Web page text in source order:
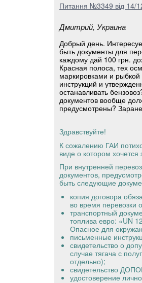
Питання №3349 від 14/
Дмитрий, Украина
Добрый день.
быть документы для
каждому дай 100 грн.
Красная полоса, тех
маркировками и рыбкой
инструкций и
останавливать
документов вообще
предусмотрены?
Здравствуйте!
К сожалению ГАИ
виде о котором хочется
При внутренней
документов,
быть следующие
копия договора
во время перевозки
транспортный
топлива евро: «UN
Опасное для
письменные
свидетельство о
случае тягача с
отдельно);
свидетельство
удостоверение